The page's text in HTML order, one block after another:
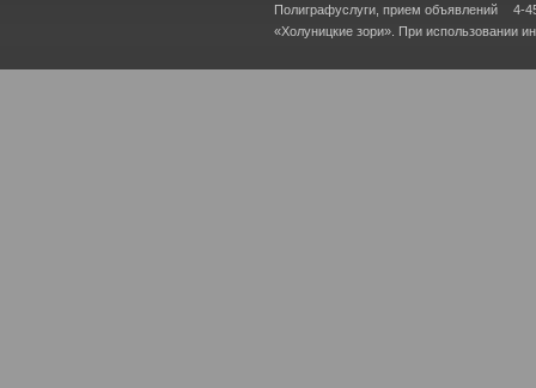
Полиграфуслуги, прием объявлений
4-
«Холуницкие зори». При использовании